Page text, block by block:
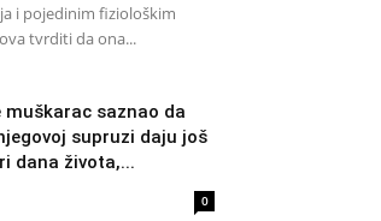
i pojedinim fiziološkim
tvrditi da ona...
muškarac saznao da
supruzi daju još
dana života,...
0